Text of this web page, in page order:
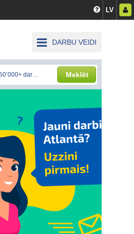
LV
DARBU VEIDI
Meklēt